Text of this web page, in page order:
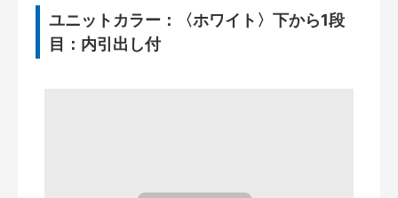
ユニットカラー：〈ホワイト〉下から1段
目：内引出し付